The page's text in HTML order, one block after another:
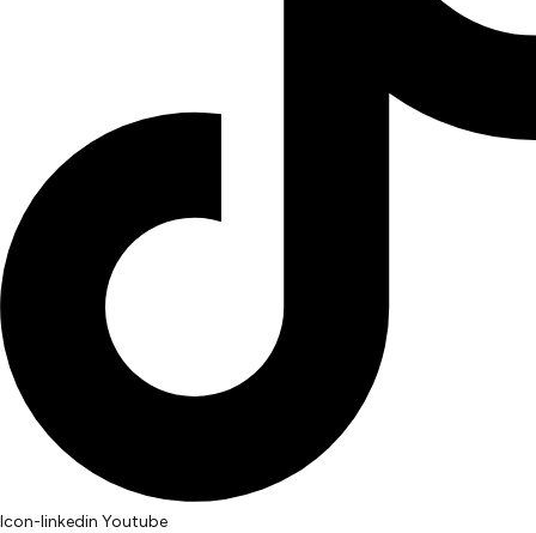
Icon-linkedin Youtube